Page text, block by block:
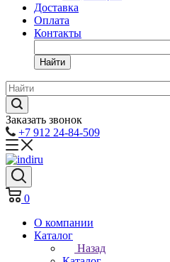
Доставка
Оплата
Контакты
Найти
Заказать звонок
+7 912 24-84-509
0
О компании
Каталог
Назад